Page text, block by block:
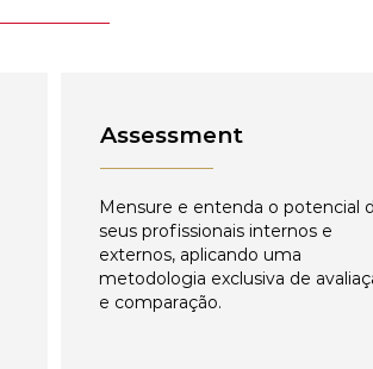
Assessment
Mensure e entenda o potencial
seus profissionais internos e
externos, aplicando uma
metodologia exclusiva de
e comparação.